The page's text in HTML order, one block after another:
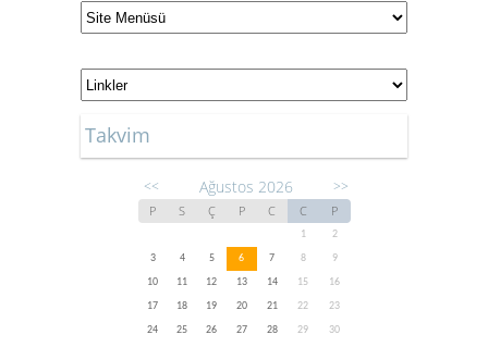
Takvim
<< Ağustos 2026 >>
P S Ç P C C P
1
2
3
4 5 6 7 8
9
10
11 12 13 14 15
16
17
18 19 20 21 22
23
24
25 26 27 28 29
30